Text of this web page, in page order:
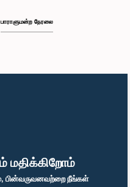
மதிக்கிறோம்
பின்வருவனவற்றை நீங்கள்
பாராளுமன்ற நேரலை